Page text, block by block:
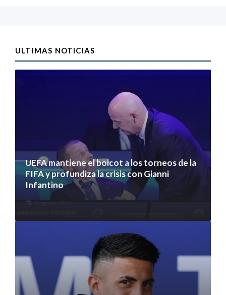
ULTIMAS NOTICIAS
UEFA mantiene el boicot a los torneos de la
FIFA y profundiza la crisis con Gianni
Infantino
6 agosto 2026